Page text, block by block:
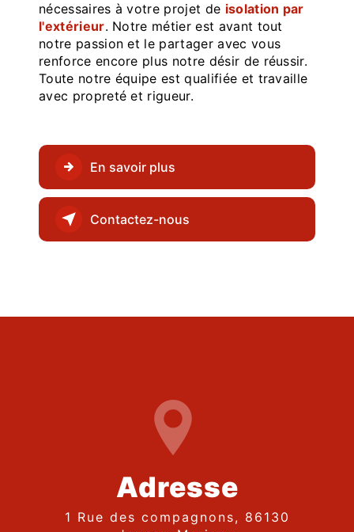
nécessaires à votre projet de isolation par
l'extérieur. Notre métier est avant tout
notre passion et le partager avec vous
renforce encore plus notre désir de réussir.
Toute notre équipe est qualifiée et travaille
avec propreté et rigueur.
En savoir plus
Contactez-nous
Adresse
1 Rue des compagnons, 86130